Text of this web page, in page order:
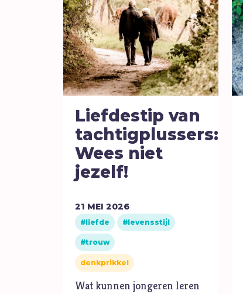
F
Fantasie
G
Games
Geld
Genade
Geweld
Gewoonten
Goden
Goede Vrijdag
Heiligheid
Hemelvaartsdag
Liefdestip van
tachtigplussers:
Wees niet
jezelf!
21 MEI 2026
liefde levensstijl
trouw
denkprikkel
Wat kunnen jongeren leren